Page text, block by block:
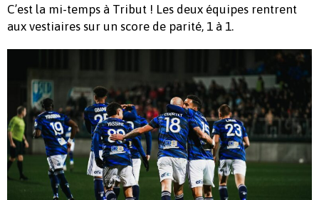
C’est la mi-temps à Tribut ! Les deux équipes rentrent
aux vestiaires sur un score de parité, 1 à 1.